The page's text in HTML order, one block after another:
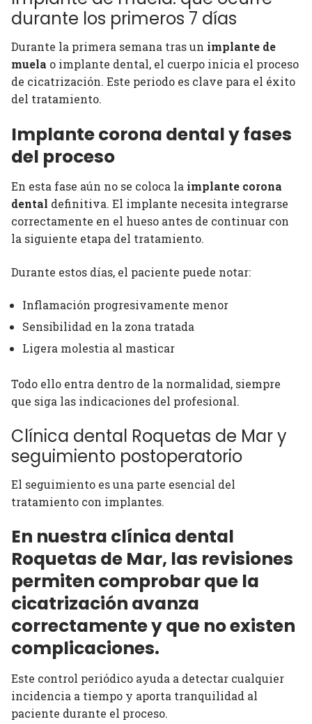
durante los primeros 7 días
Durante la primera semana tras un implante de
muela o implante dental, el cuerpo inicia el proceso
de cicatrización. Este periodo es clave para el éxito
del tratamiento.
Implante corona dental y fases
del proceso
En esta fase aún no se coloca la implante corona
dental definitiva. El implante necesita integrarse
correctamente en el hueso antes de continuar con
la siguiente etapa del tratamiento.
Durante estos días, el paciente puede notar:
Inflamación progresivamente menor
Sensibilidad en la zona tratada
Ligera molestia al masticar
Todo ello entra dentro de la normalidad, siempre
que siga las indicaciones del profesional.
Clínica dental Roquetas de Mar y
seguimiento postoperatorio
El seguimiento es una parte esencial del
tratamiento con implantes.
En nuestra clínica dental
Roquetas de Mar, las revisiones
permiten comprobar que la
cicatrización avanza
correctamente y que no existen
complicaciones.
Este control periódico ayuda a detectar cualquier
incidencia a tiempo y aporta tranquilidad al
paciente durante el proceso.